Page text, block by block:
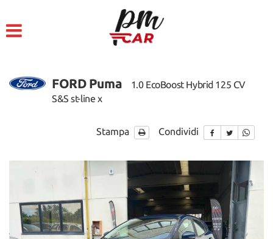
ACQUISTIAMO USATO
CONTATTI
FORD Puma
1.0 EcoBoost Hybrid 125 CV
S&S st-line x
Stampa Condividi